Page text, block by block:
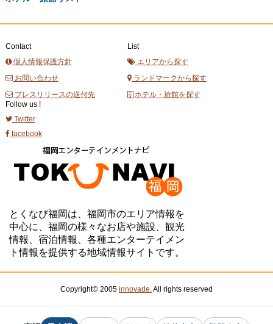
Contact
個人情報保護方針
お問い合わせ
プレスリリースの送付先
List
エリアから探す
ランドマークから探す
ホテル・旅館を探す
Follow us !
Twitter
facebook
とくなび福岡は、福岡市のエリア情報を
中心に、福岡の様々なお店や施設、観光
情報、宿泊情報、各種エンターテイメン
ト情報を提供する地域情報サイトです。
Copyright© 2005 innovade. All rights reserved